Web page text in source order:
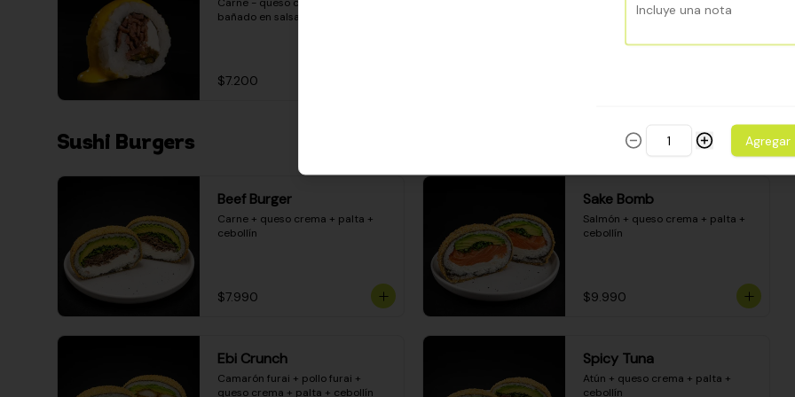
bañado en salsa huancaína
$7.200
envuelto en palta - cubierto de
salsa acevichada
Sushi Burgers
Beef Burger
Carne + queso crema + palta +
cebollín
$7.990
Sake Bomb
Salmón + queso crema + palta +
cebollín
$9.990
Ebi Crunch
Camarón furai + pollo furai +
queso crema + palta + cebollín
Spicy Tuna
Atún + queso crema + palta +
cebollín
Agregar